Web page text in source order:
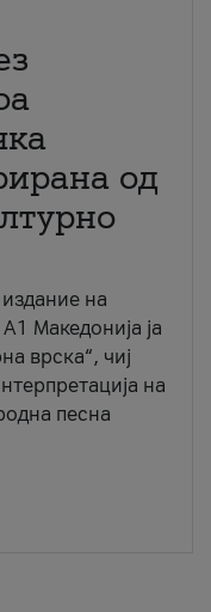
од
на
Македонија ја
врска“, чиј
на
песна